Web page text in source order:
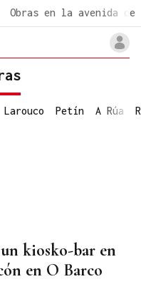
Obras en la avenida de
Larouco Petín A Rúa
kiosko-bar en
en O Barco